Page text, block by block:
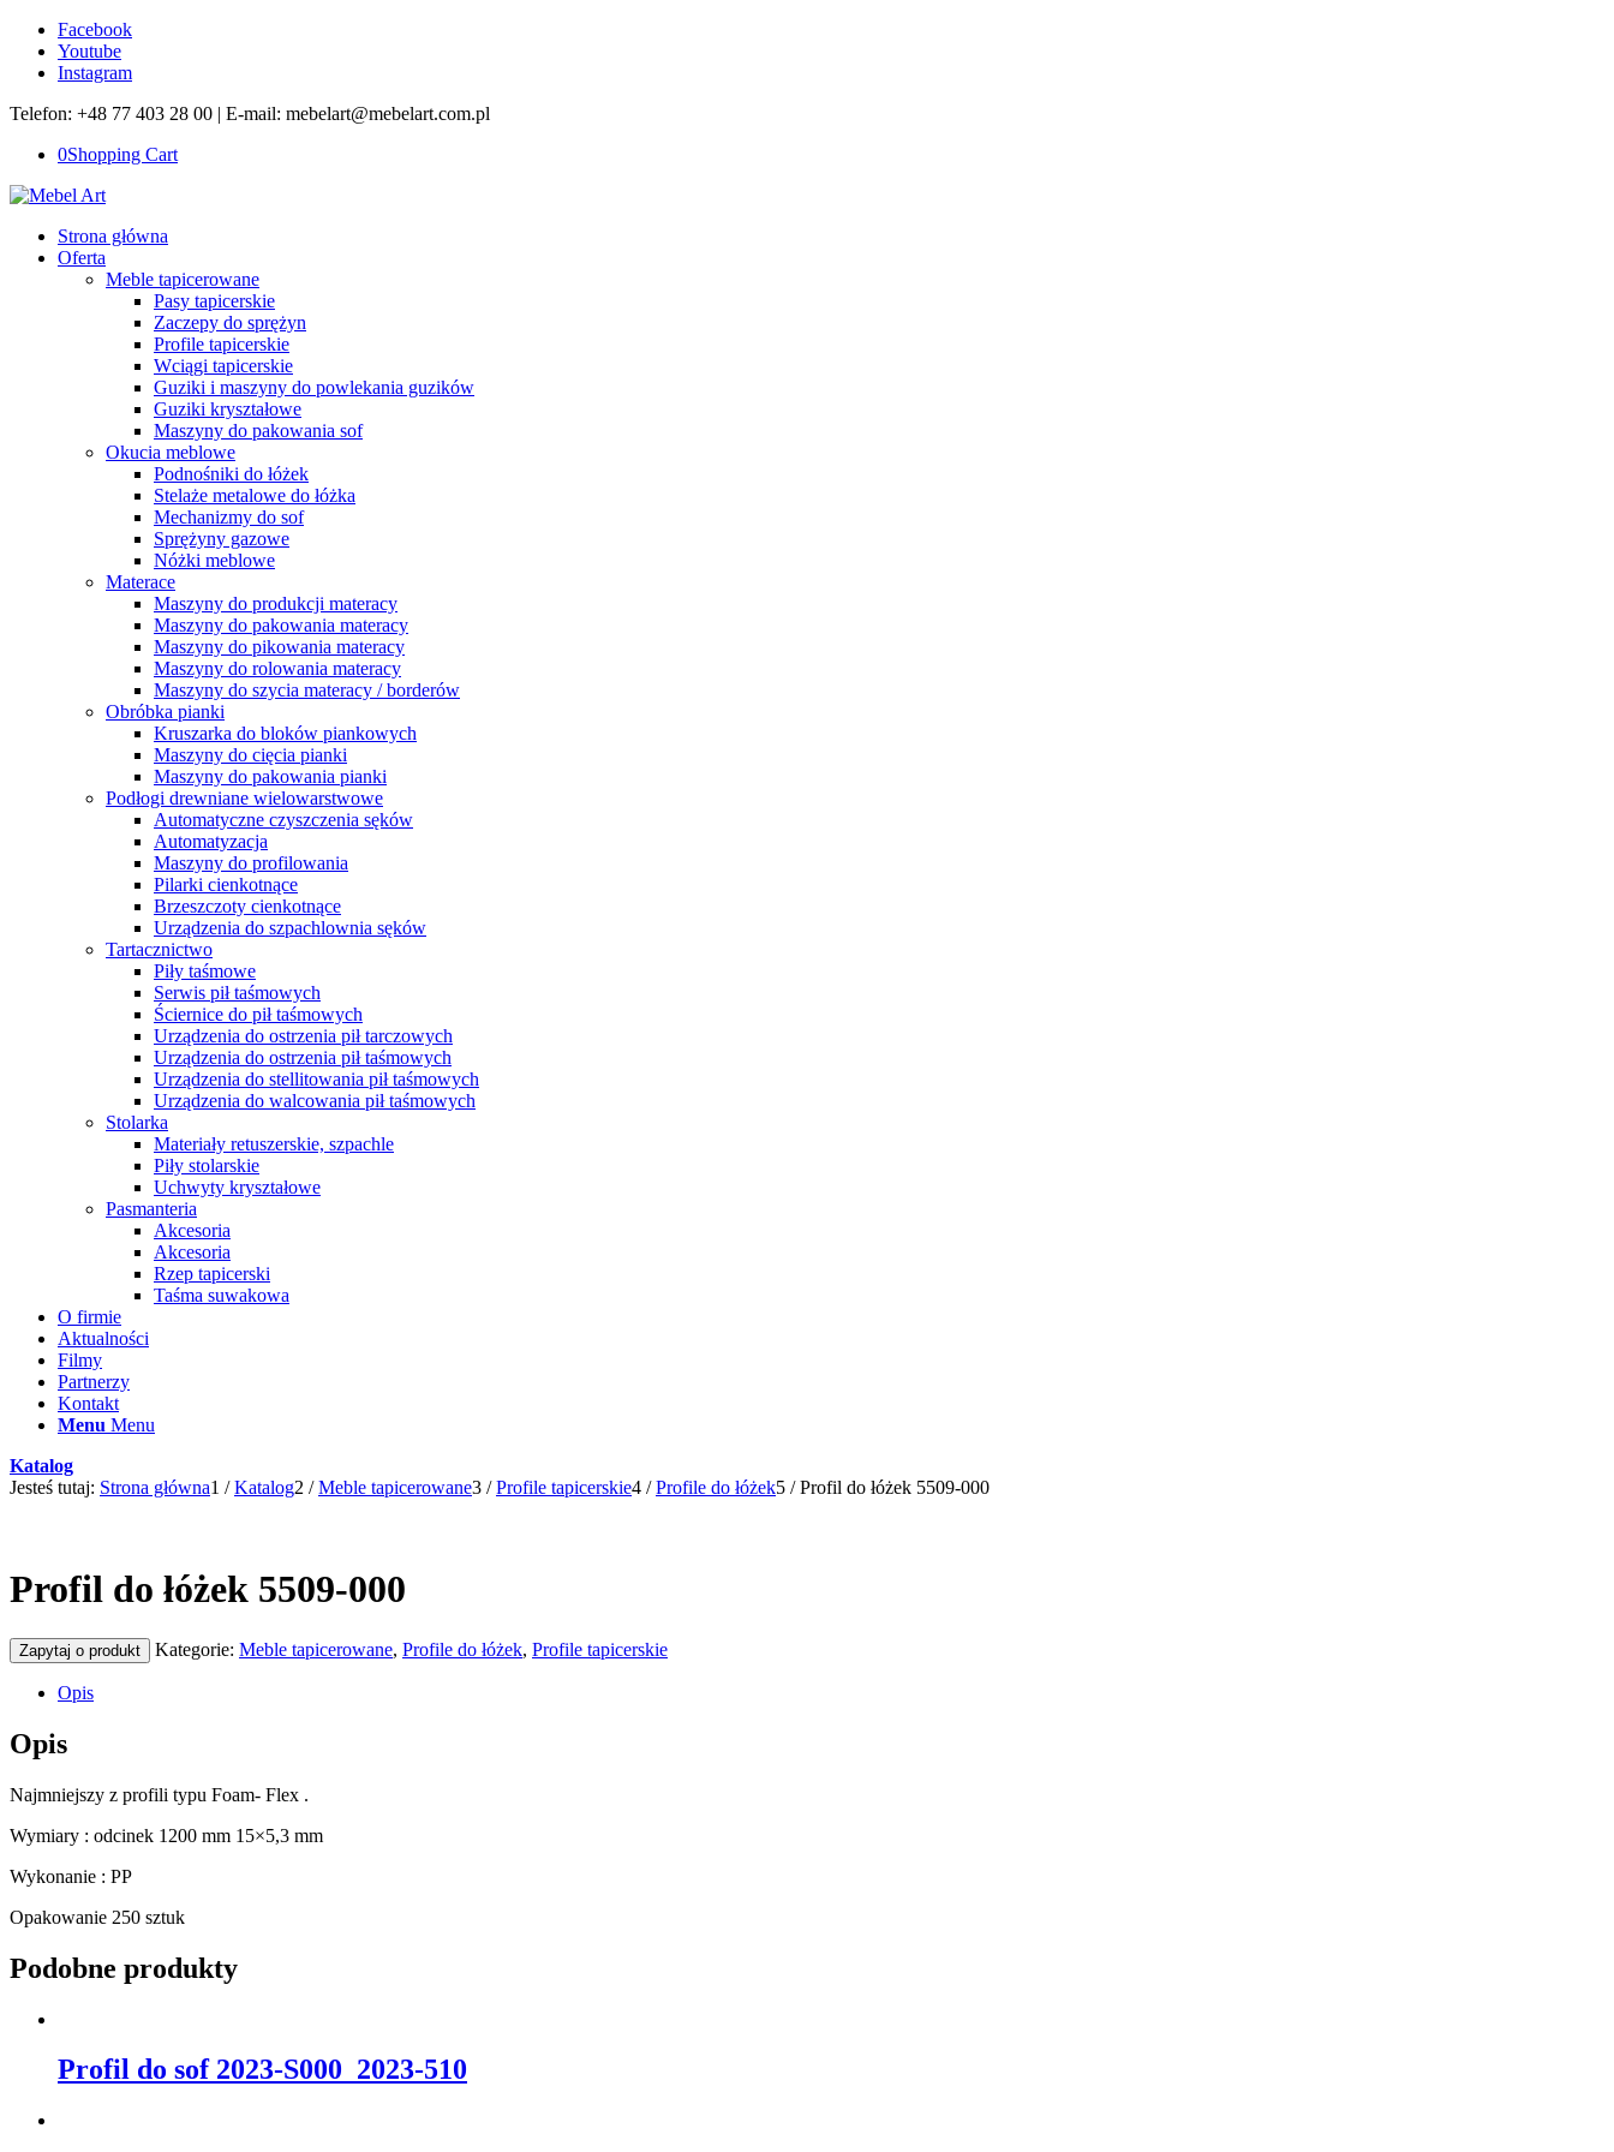
Facebook
Youtube
Instagram
Telefon: +48 77 403 28 00 | E-mail: mebelart@mebelart.com.pl
0Shopping Cart
Strona główna
Oferta
Meble tapicerowane
Pasy tapicerskie
Zaczepy do sprężyn
Profile tapicerskie
Wciągi tapicerskie
Guziki i maszyny do powlekania guzików
Guziki kryształowe
Maszyny do pakowania sof
Okucia meblowe
Podnośniki do łóżek
Stelaże metalowe do łóżka
Mechanizmy do sof
Sprężyny gazowe
Nóżki meblowe
Materace
Maszyny do produkcji materacy
Maszyny do pakowania materacy
Maszyny do pikowania materacy
Maszyny do rolowania materacy
Maszyny do szycia materacy / borderów
Obróbka pianki
Kruszarka do bloków piankowych
Maszyny do cięcia pianki
Maszyny do pakowania pianki
Podłogi drewniane wielowarstwowe
Automatyczne czyszczenia sęków
Automatyzacja
Maszyny do profilowania
Pilarki cienkotnące
Brzeszczoty cienkotnące
Urządzenia do szpachlownia sęków
Tartacznictwo
Piły taśmowe
Serwis pił taśmowych
Ściernice do pił taśmowych
Urządzenia do ostrzenia pił tarczowych
Urządzenia do ostrzenia pił taśmowych
Urządzenia do stellitowania pił taśmowych
Urządzenia do walcowania pił taśmowych
Stolarka
Materiały retuszerskie, szpachle
Piły stolarskie
Uchwyty kryształowe
Pasmanteria
Akcesoria
Akcesoria
Rzep tapicerski
Taśma suwakowa
O firmie
Aktualności
Filmy
Partnerzy
Kontakt
Menu Menu
Katalog
Jesteś tutaj: Strona główna1 / Katalog2 / Meble tapicerowane3 / Profile tapicerskie4 / Profile do łóżek5 / Profil do łóżek 5509-000
Profil do łóżek 5509-000
Zapytaj o produkt Kategorie: Meble tapicerowane, Profile do łóżek, Profile tapicerskie
Opis
Opis
Najmniejszy z profili typu Foam- Flex .
Wymiary : odcinek 1200 mm 15×5,3 mm
Wykonanie : PP
Opakowanie 250 sztuk
Podobne produkty
Profil do sof 2023-S000_2023-510